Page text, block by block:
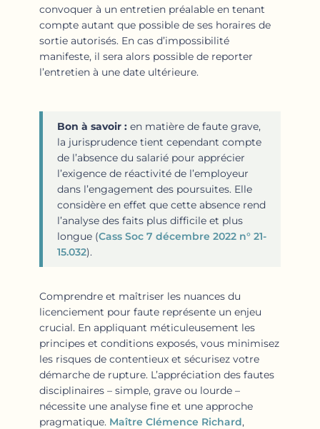
convoquer à un entretien préalable en tenant
compte autant que possible de ses horaires de
sortie autorisés. En cas d’impossibilité
manifeste, il sera alors possible de reporter
l’entretien à une date ultérieure.
Bon à savoir : en matière de faute grave,
la jurisprudence tient cependant compte
de l’absence du salarié pour apprécier
l’exigence de réactivité de l’employeur
dans l’engagement des poursuites. Elle
considère en effet que cette absence rend
l’analyse des faits plus difficile et plus
longue (Cass Soc 7 décembre 2022 n° 21-
15.032).
Comprendre et maîtriser les nuances du
licenciement pour faute représente un enjeu
crucial. En appliquant méticuleusement les
principes et conditions exposés, vous minimisez
les risques de contentieux et sécurisez votre
démarche de rupture. L’appréciation des fautes
disciplinaires – simple, grave ou lourde –
nécessite une analyse fine et une approche
pragmatique. Maître Clémence Richard,